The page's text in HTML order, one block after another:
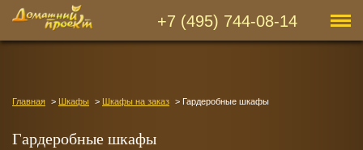
+7 (495) 744-08-14
Главная Шкафы Шкафы на заказ Гардеробные шкафы
Гардеробные шкафы